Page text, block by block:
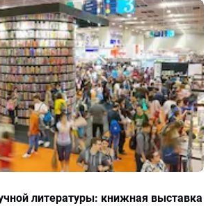
литературы: книжная выставка